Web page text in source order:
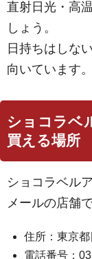
直射日光・高
しょう。
日持ちはしな
向いています。
ショコラベ
買える場所
ショコラベル
メールの店舗
住所：東京
電話番号：